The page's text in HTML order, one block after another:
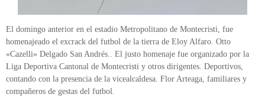
El domingo anterior en el estadio Metropolitano de Montecristi, fue
homenajeado el excrack del futbol de la tierra de Eloy Alfaro. Otto
«Cazelli» Delgado San Andrés.. El justo homenaje fue organizado por la
Liga Deportiva Cantonal de Montecristi y otros dirigentes. Deportivos,
contando con la presencia de la vicealcaldesa. Flor Arteaga, familiares y
compañeros de gestas del futbol.